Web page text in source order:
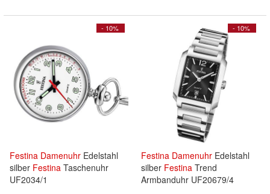
- 10%
Festina Damenuhr Edelstahl
silber Festina Taschenuhr
UF2034/1
- 10%
Festina Damenuhr Edelstahl
silber Festina Trend
Armbanduhr UF20679/4